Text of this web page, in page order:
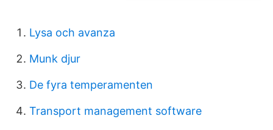
Lysa och avanza
Munk djur
De fyra temperamenten
Transport management software